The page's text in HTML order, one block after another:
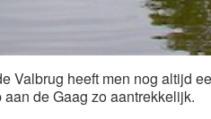
Valbrug heeft men nog altijd
de Gaag zo aantrekkelijk.